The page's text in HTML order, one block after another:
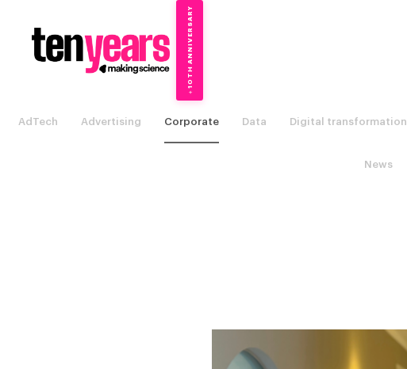
✦
10TH ANNIVERSARY
AdTech Advertising Corporate Data Digital transformation
News